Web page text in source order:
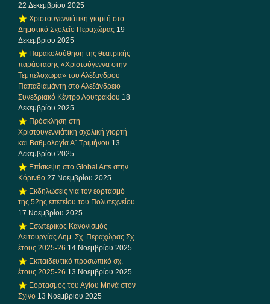
22 Δεκεμβρίου 2025
Χριστουγεννιάτικη γιορτή στο
Δημοτικό Σχολείο Περαχώρας 19
Δεκεμβρίου 2025
Παρακολούθηση της θεατρικής
παράστασης «Χριστούγεννα στην
Τεμπελοχώρα» του Αλέξανδρου
Παπαδιαμάντη στο Αλεξάνδρειο
Συνεδριακό Κέντρο Λουτρακίου 18
Δεκεμβρίου 2025
Πρόσκληση στη
Χριστουγεννιάτικη σχολική γιορτή
και Βαθμολογία Α΄ Τριμήνου 13
Δεκεμβρίου 2025
Επίσκεψη στο Global Arts στην
Κόρινθο 27 Νοεμβρίου 2025
Εκδηλώσεις για τον εορτασμό
της 52ης επετείου του Πολυτεχνείου
17 Νοεμβρίου 2025
Εσωτερικός Κανονισμός
Λειτουργίας Δημ. Σχ. Περαχώρας Σχ.
έτους 2025-26 14 Νοεμβρίου 2025
Εκπαιδευτικό προσωπικό σχ.
έτους 2025-26 13 Νοεμβρίου 2025
Εορτασμός του Αγίου Μηνά στον
Σχίνο 13 Νοεμβρίου 2025